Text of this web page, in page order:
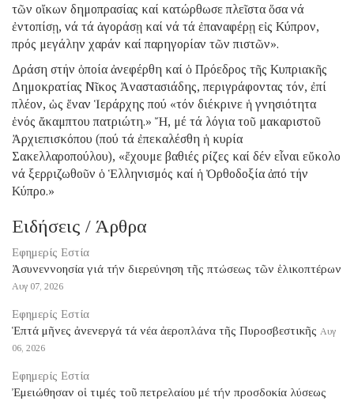
τῶν οἴκων δημοπρασίας καί κατώρθωσε πλεῖστα ὅσα νά
ἐντοπίσῃ, νά τά ἀγοράσῃ καί νά τά ἐπαναφέρῃ εἰς Κύπρον,
πρός μεγάλην χαράν καί παρηγορίαν τῶν πιστῶν».
Δράση στήν ὁποία ἀνεφέρθη καί ὁ Πρόεδρος τῆς Κυπριακῆς
Δημοκρατίας Νῖκος Ἀναστασιάδης, περιγράφοντας τόν, ἐπί
πλέον, ὡς ἕναν Ἱεράρχης πού «τόν διέκρινε ἡ γνησιότητα
ἑνός ἄκαμπτου πατριώτη.» Ἤ, μέ τά λόγια τοῦ μακαριστοῦ
Ἀρχιεπισκόπου (πού τά ἐπεκαλέσθη ἡ κυρία
Σακελλαροπούλου), «ἔχουμε βαθιές ρίζες καί δέν εἶναι εὔκολο
νά ξερριζωθοῦν ὁ Ἑλληνισμός καί ἡ Ὀρθοδοξία ἀπό τήν
Κύπρο.»
Ειδήσεις / Άρθρα
Εφημερίς Εστία
Ἀσυνεννοησία γιά τήν διερεύνηση τῆς πτώσεως τῶν ἑλικοπτέρων
Αυγ 07, 2026
Εφημερίς Εστία
Ἑπτά μῆνες ἀνενεργά τά νέα ἀεροπλάνα τῆς Πυροσβεστικῆς Αυγ
06, 2026
Εφημερίς Εστία
Ἐμειώθησαν οἱ τιμές τοῦ πετρελαίου μέ τήν προσδοκία λύσεως